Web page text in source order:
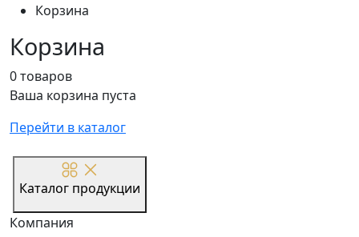
Корзина
Корзина
0 товаров
Ваша корзина пуста
Перейти в каталог
Каталог продукции
Компания